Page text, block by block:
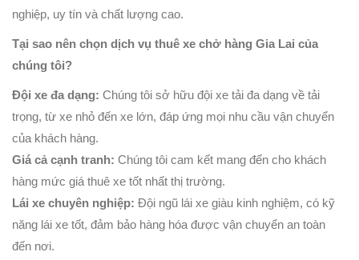
nghiệp, uy tín và chất lượng cao.
Tại sao nên chọn dịch vụ thuê xe chở hàng Gia Lai của
chúng tôi?
Đội xe đa dạng: Chúng tôi sở hữu đội xe tải đa dạng về tải
trọng, từ xe nhỏ đến xe lớn, đáp ứng mọi nhu cầu vận chuyển
của khách hàng.
Giá cả cạnh tranh: Chúng tôi cam kết mang đến cho khách
hàng mức giá thuê xe tốt nhất thị trường.
Lái xe chuyên nghiệp: Đội ngũ lái xe giàu kinh nghiệm, có kỹ
năng lái xe tốt, đảm bảo hàng hóa được vận chuyển an toàn
đến nơi.